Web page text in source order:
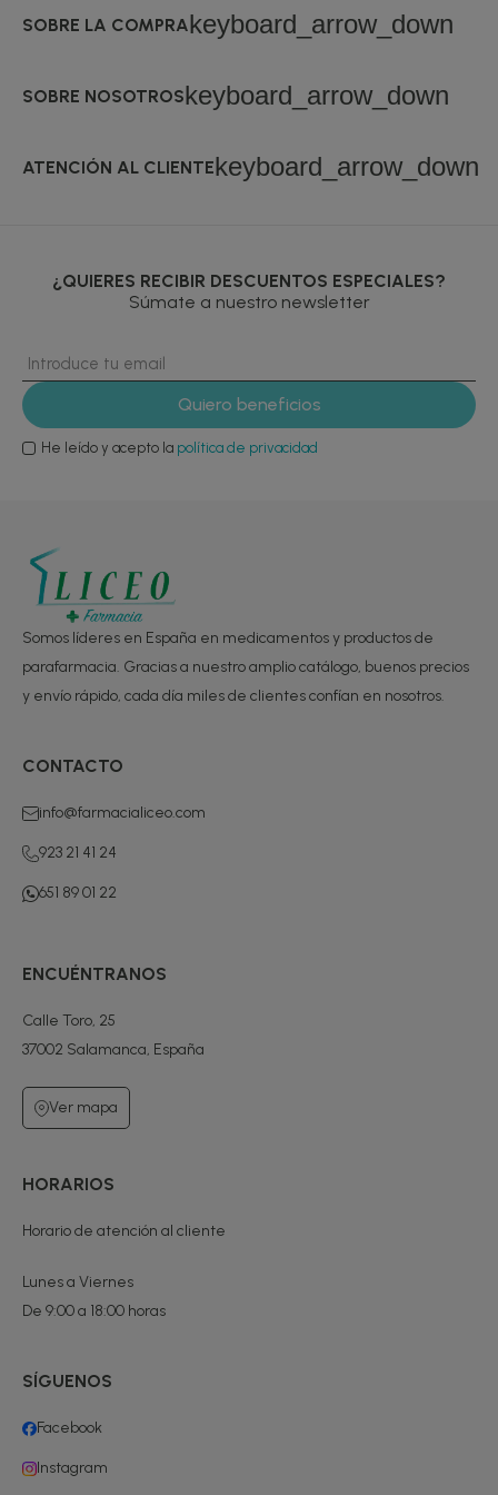
SOBRE LA COMPRAkeyboard_arrow_down
SOBRE NOSOTROSkeyboard_arrow_down
ATENCIÓN AL CLIENTEkeyboard_arrow_down
¿QUIERES RECIBIR DESCUENTOS ESPECIALES?
Súmate a nuestro newsletter
He leído y acepto la política de privacidad
Somos líderes en España en medicamentos y productos de
parafarmacia. Gracias a nuestro amplio catálogo, buenos precios
y envío rápido, cada día miles de clientes confían en nosotros.
CONTACTO
info@farmacialiceo.com
923 21 41 24
651 89 01 22
ENCUÉNTRANOS
Calle Toro, 25
37002 Salamanca, España
Ver mapa
HORARIOS
Horario de atención al cliente
Lunes a Viernes
De 9:00 a 18:00 horas
SÍGUENOS
Facebook
Instagram